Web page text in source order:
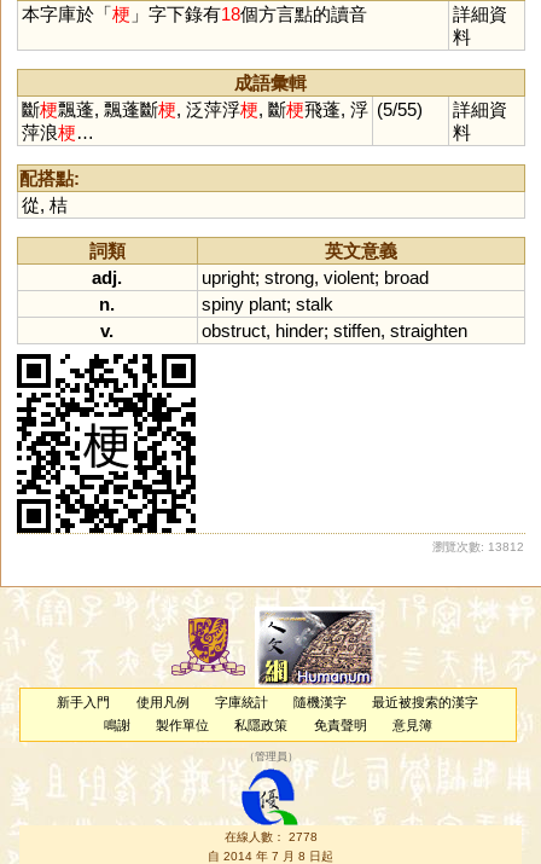
本字庫於「梗 」字下錄有18個方言點的讀音
詳細資
料
成語彙輯
斷梗飄蓬, 飄蓬斷梗, 泛萍浮梗, 斷梗飛蓬, 浮
萍浪梗…
(5/55)
詳細資
料
配搭點:
從, 桔
詞類
英文意義
adj.
upright; strong, violent; broad
n.
spiny plant; stalk
v.
obstruct, hinder; stiffen, straighten
瀏覽次數: 13812
新手入門 使用凡例 字庫統計 隨機漢字
最近被搜索的漢字
鳴謝
製作單位 私隱政策 免責聲明 意見簿
（管理員 ）
在線人數： 2778
自 2014 年 7 月 8 日起